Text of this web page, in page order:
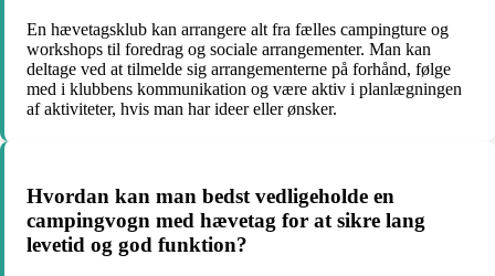
En hævetagsklub kan arrangere alt fra fælles campingture og
workshops til foredrag og sociale arrangementer. Man kan
deltage ved at tilmelde sig arrangementerne på forhånd, følge
med i klubbens kommunikation og være aktiv i planlægningen
af aktiviteter, hvis man har ideer eller ønsker.
Hvordan kan man bedst vedligeholde en
campingvogn med hævetag for at sikre lang
levetid og god funktion?